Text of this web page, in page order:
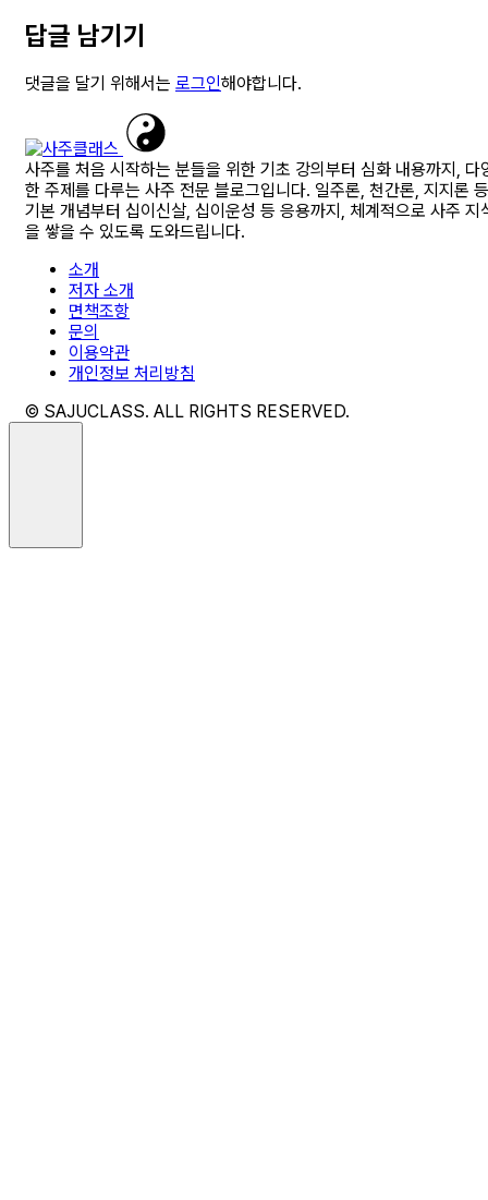
답글 남기기
댓글을 달기 위해서는 로그인해야합니다.
사주를 처음 시작하는 분들을 위한 기초 강의부터 심화 내용까지, 다
한 주제를 다루는 사주 전문 블로그입니다. 일주론, 천간론, 지지론 등
기본 개념부터 십이신살, 십이운성 등 응용까지, 체계적으로 사주 지
을 쌓을 수 있도록 도와드립니다.
소개
저자 소개
면책조항
문의
이용약관
개인정보 처리방침
© SAJUCLASS. ALL RIGHTS RESERVED.